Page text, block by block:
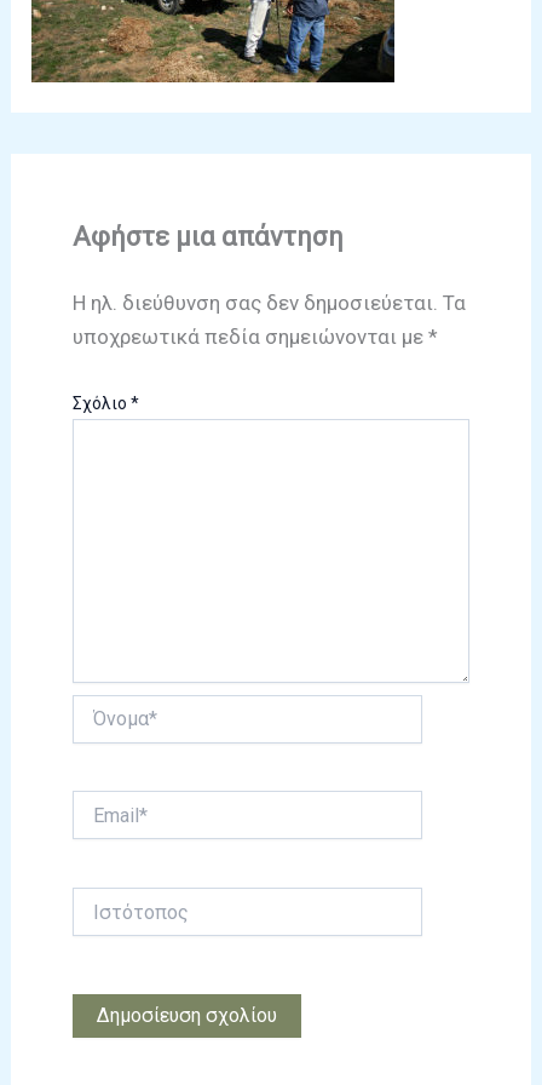
Αφήστε μια απάντηση
Η ηλ. διεύθυνση σας δεν δημοσιεύεται. Τα
υποχρεωτικά πεδία σημειώνονται με*
Σχόλιο*
Όνομα*